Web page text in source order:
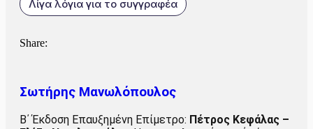
Λίγα λόγια για το συγγραφέα
Share:
Σωτήρης Μανωλόπουλος
Β΄ Έκδοση Επαυξημένη Επίμετρο: Πέτρος Κεφάλας –